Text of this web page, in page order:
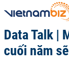
Data Talk |
cuối năm